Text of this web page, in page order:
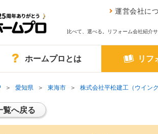
運営会社に
比べて、選べる。リフォーム会社紹介
ホームホームプロとは リフ
愛知県 東海市 株式会社平松建工（ウイン
覧へ戻る